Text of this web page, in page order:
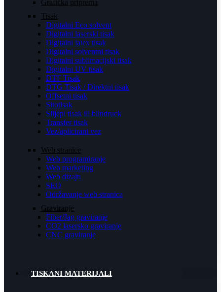
Grafička priprema
Tisak
Digitalni Eco solvent
Digitalni laserski tisak
Digitalni latex tisak
Digitalni solventni tisak
Digitalni sublimacijski tisak
Digitalni UV tisak
DTF Tisak
DTG Tisak / Direktni tisak
Offsetni tisak
Sitotisak
Slijepi tisak ili blindruck
Transfer tisak
Vez/aplicirani vez
Web stranice
Web programiranje
Web marketing
Web dizajn
SEO
Održavanje web stranica
Graviranje
Fiber/Jag graviranje
CO2 lasersko graviranje
CNC graviranje
TISKANI MATERIJALI